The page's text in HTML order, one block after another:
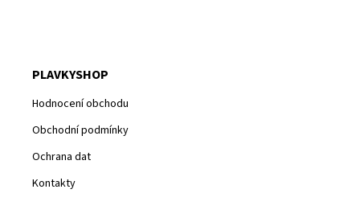
PLAVKYSHOP
Hodnocení obchodu
Obchodní podmínky
Ochrana dat
Kontakty